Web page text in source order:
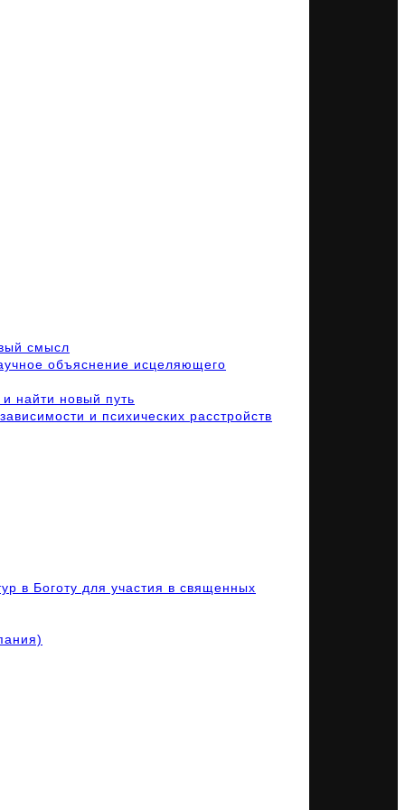
смысл
объяснение исцеляющего
найти новый путь
и психических расстройств
в Боготу для участия в священных